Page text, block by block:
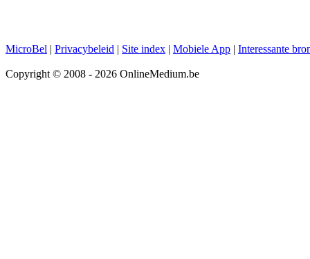
MicroBel | Privacybeleid | Site index | Mobiele App | Interessante
Copyright © 2008 - 2026 OnlineMedium.be